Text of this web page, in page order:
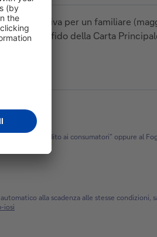
Aggiuntiva per un familiare
stesso fido della Carta
base sul Credito ai consumatori” oppure al
alla scadenza alle stesse condizioni,
iosi